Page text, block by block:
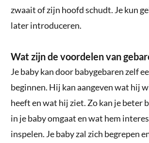
zwaait of zijn hoofd schudt. Je kun
later introduceren.
Wat zijn de voordelen van
Je baby kan door babygebaren zelf
beginnen. Hij kan aangeven wat hij
heeft en wat hij ziet. Zo kan je beter
in je baby omgaat en wat hem
inspelen. Je baby zal zich begrepen